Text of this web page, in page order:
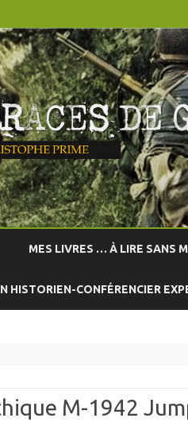
to
MES LIVRES … À LIRE SANS
HISTORIEN-CONFÉRENCIER
M-1942